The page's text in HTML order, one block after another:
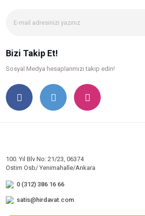
Bizi Takip Et!
Sosyal Medya hesaplarımızı takip edin!
100. Yıl Blv No: 21/23, 06374
Ostim Osb/ Yenimahalle/Ankara
0 (312) 386 16 66
satis@hirdavat.com